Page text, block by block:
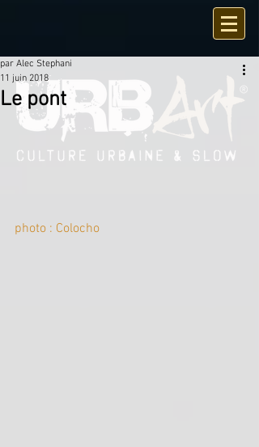
Le pont
par Alec Stephani
11 juin 2018
photo : Colocho